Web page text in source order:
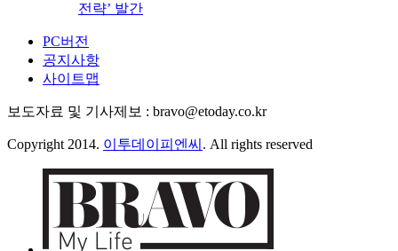
전략’ 발간
PC버전
공지사항
사이트맵
보도자료 및 기사제보 : bravo@etoday.co.kr
Copyright 2014. 이투데이피엔씨 . All rights reserved